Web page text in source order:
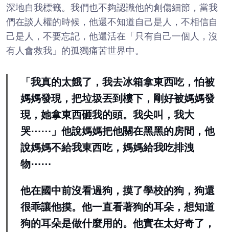
深地自我標籤。我們也不夠認識他的創傷細節，當我
們在談人權的時候，他還不知道自己是人，不相信自
己是人，不要忘記，他還活在「只有自己一個人，沒
有人會救我」的孤獨痛苦世界中。
「我真的太餓了，我去冰箱拿東西吃，怕被
媽媽發現，把垃圾丟到樓下，剛好被媽媽發
現，她拿東西砸我的頭。我尖叫，我大
哭⋯⋯」他說媽媽把他關在黑黑的房間，他
說媽媽不給我東西吃，媽媽給我吃排洩
物⋯⋯
他在國中前沒看過狗，摸了學校的狗，狗還
很乖讓他摸。他一直看著狗的耳朵，想知道
狗的耳朵是做什麼用的。他實在太好奇了，